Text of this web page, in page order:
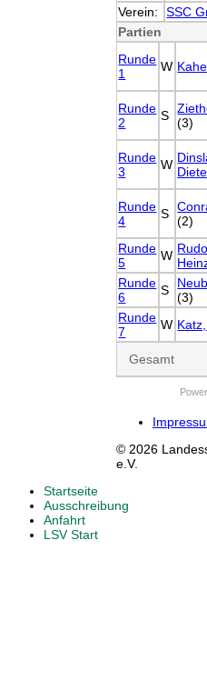
Verein:
SSC
Partien
Runde
1
W
Runde
2
S (3)
Runde
3
W
Runde
4
S (2)
Runde
5
W
Runde
6
S (3)
Runde
7
W
Gesamt
© 2026
e.V.
Startseite
Ausschreibung
Anfahrt
LSV Start